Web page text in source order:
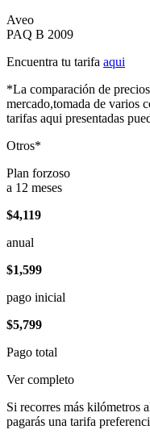
Aveo
PAQ B 2009
Encuentra tu tarifa aqui
*La comparación de
mercado,tomada de varios
tarifas aqui presentadas
Otros*
Plan forzoso
a 12 meses
$4,119
anual
$1,599
pago inicial
$5,799
Pago total
Ver completo
Si recorres más kilómetros
pagarás una tarifa